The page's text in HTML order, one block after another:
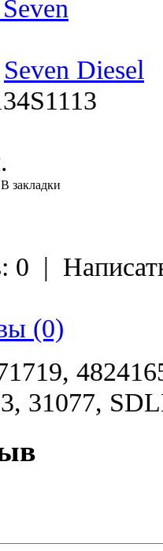
Seven Diesel
В закладки
0 |
(0)
31077,